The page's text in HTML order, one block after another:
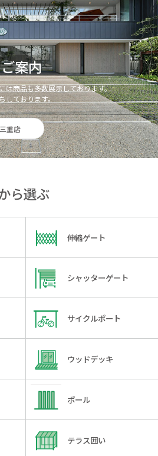
案内
は商品も多数展示しております。
しております。
三重店
ら選ぶ
伸縮ゲート
シャッターゲート
サイクルポート
ウッドデッキ
ポール
テラス囲い